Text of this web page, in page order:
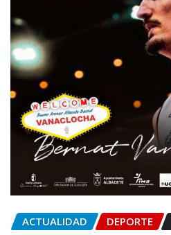
ACTUALIDAD DEPORTE